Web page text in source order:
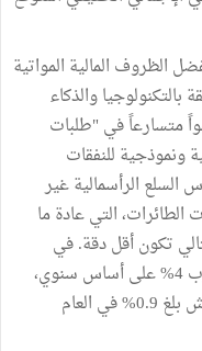
الظروف المالية المواتية
بالتكنولوجيا والذكاء
متسارعاً في "طلبات
ونموذجية للنفقات
السلع الرأسمالية غير
الطائرات، التي عادة ما
تكون أقل دقة. في
الأشهر الأخيرة، نما هذا المؤشر بمعدل يقارب 4% على أساس سنوي،
وهو تسارع ملحوظ مقارنة بمتوسط انكماش بلغ 0.9% في العام